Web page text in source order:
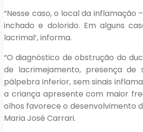
“Nesse caso, o local da
inchado e dolorido. Em alguns
lacrimal’, informa.
“O diagnóstico de obstrução do
de lacrimejamento, presença de
pálpebra inferior, sem sinais
a criança apresente com maior
olhos favorece o desenvolvimento
Maria José Carrari.